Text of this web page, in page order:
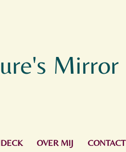
Mirror
OVER MIJ CONTACT